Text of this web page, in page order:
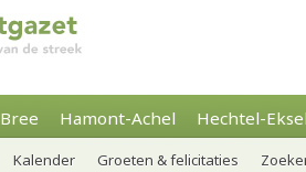
Bree Hamont-Achel Hechtel-
Kalender Groeten & felicitaties